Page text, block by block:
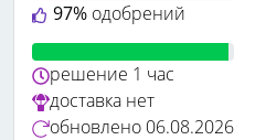
97% одобрений
решение 1 час
доставка нет
обновлено 06.08.2026